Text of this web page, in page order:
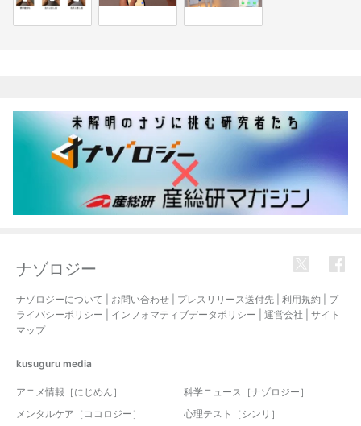
ナゾロジー
ナゾロジーについて お問い合わせ プレスリリース送付先 利用規約
プ
ライバシーポリシー
インフォマティブデータポリシー 運営会社
サイト
マップ
kusuguru media
アニメ情報［にじめん］
科学ニュース［ナゾロジー］
メンタルケア［ココロジー］
心理テスト［シンリ］